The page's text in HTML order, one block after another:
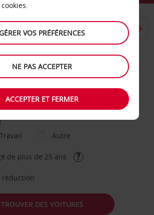
autre agence de retour
DATE DE RETOUR
Travail Autre
de plus de 25 ans
réduction
TROUVER DES VOITURES
GÉRER VOS PRÉFÉRENCES
NE PAS ACCEPTER
ACCEPTER ET FERMER